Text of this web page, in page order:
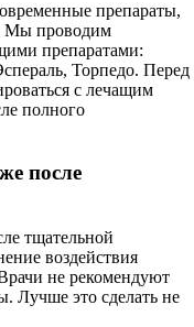
препараты,
Мы проводим
препаратами:
Торпедо. Перед
с лечащим
полного
после
тщательной
воздействия
не рекомендуют
Лучше это сделать не